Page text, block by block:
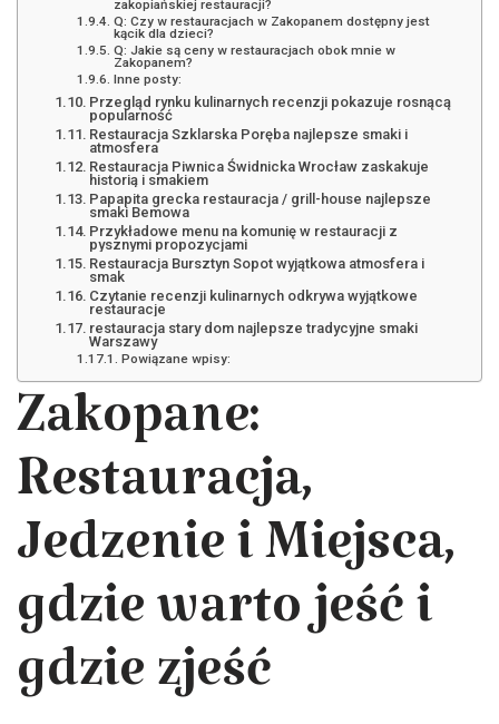
zakopiańskiej restauracji?
Q: Czy w restauracjach w Zakopanem dostępny jest
kącik dla dzieci?
Q: Jakie są ceny w restauracjach obok mnie w
Zakopanem?
Inne posty:
Przegląd rynku kulinarnych recenzji pokazuje rosnącą
popularność
Restauracja Szklarska Poręba najlepsze smaki i
atmosfera
Restauracja Piwnica Świdnicka Wrocław zaskakuje
historią i smakiem
Papapita grecka restauracja / grill-house najlepsze
smaki Bemowa
Przykładowe menu na komunię w restauracji z
pysznymi propozycjami
Restauracja Bursztyn Sopot wyjątkowa atmosfera i
smak
Czytanie recenzji kulinarnych odkrywa wyjątkowe
restauracje
restauracja stary dom najlepsze tradycyjne smaki
Warszawy
Powiązane wpisy:
Zakopane:
Restauracja,
Jedzenie i Miejsca,
gdzie warto jeść i
gdzie zjeść